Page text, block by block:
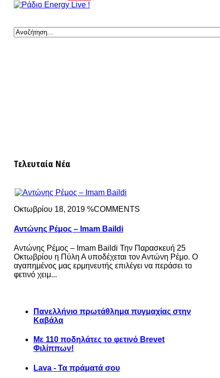
Τελευταία Νέα
Οκτωβρίου 18, 2019 %COMMENTS
Αντώνης Ρέμος – Imam Baildi
Αντώνης Ρέμος – Imam Baildi Την Παρασκευή 25
Οκτωβρίου η Πύλη Α υποδέχεται τον Αντώνη Ρέμο. Ο
αγαπημένος μας ερμηνευτής επιλέγει να περάσει το
φετινό χειμ...
Πανελλήνιο πρωτάθλημα πυγμαχίας στην
Καβάλα
Με 110 ποδηλάτες το φετινό Brevet
Φιλίππων!
Lava - Τα πράματά σου